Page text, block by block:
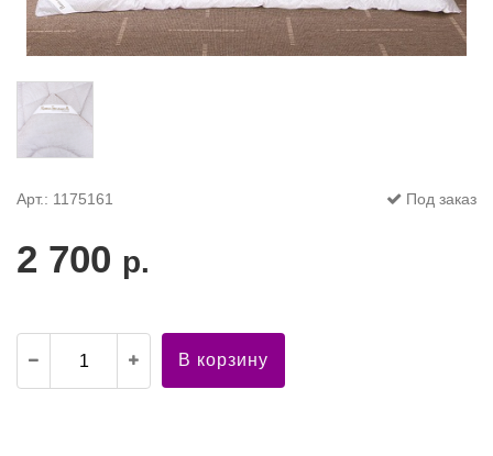
Арт.: 1175161 Под заказ
2 700 р.
В корзину